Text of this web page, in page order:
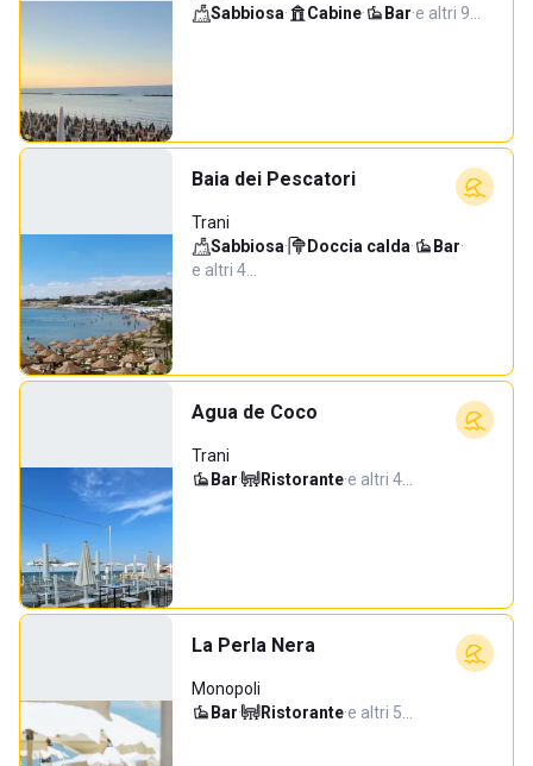
Sabbiosa· Cabine· Bar·e altri 9…
Baia dei Pescatori
Trani
Sabbiosa· Doccia calda· Bar·
e altri 4…
Agua de Coco
Trani
Bar· Ristorante·e altri 4…
La Perla Nera
Monopoli
Bar· Ristorante·e altri 5…